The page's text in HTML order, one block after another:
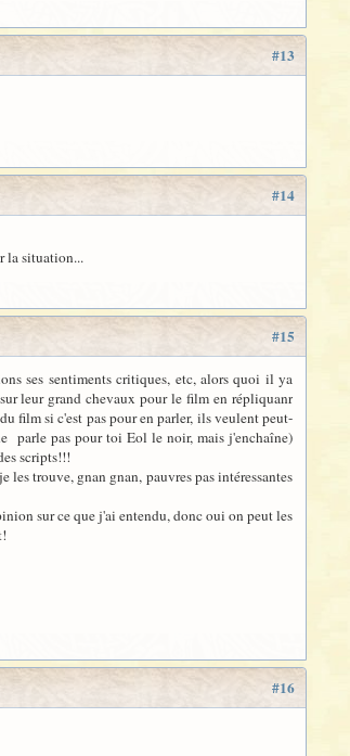
#13
#14
la situation...
#15
ses sentiments critiques, etc, alors quoi il ya
leur grand chevaux pour le film en répliquanr
film si c'est pas pour en parler, ils veulent peut-
parle pas pour toi Eol le noir, mais j'enchaîne)
scripts!!!
trouve, gnan gnan, pauvres pas intéressantes
sur ce que j'ai entendu, donc oui on peut les
#16